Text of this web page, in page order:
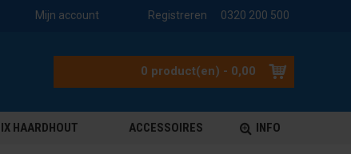
Mijn account Registreren 0320 200 500
0 product(en) - 0,00
HAARDHOUT ACCESSOIRES INFO